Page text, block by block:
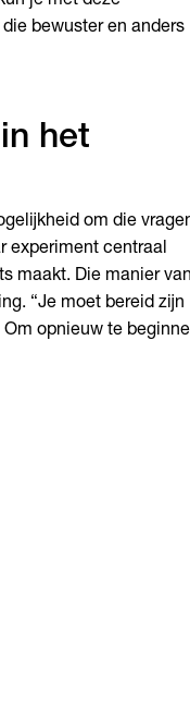
bewuster en anders
het
om die
experiment centraal
maakt. Die manier
“Je moet bereid zijn
opnieuw te